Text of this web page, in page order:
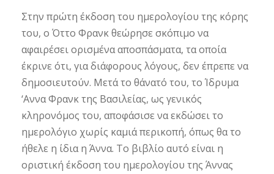
Στην πρώτη έκδοση του ημερολογίου της κόρης
του, ο Όττο Φρανκ θεώρησε σκόπιμο να
αφαιρέσει ορισμένα αποσπάσματα, τα οποία
έκρινε ότι, για διάφορους λόγους, δεν έπρεπε να
δημοσιευτούν. Μετά το θάνατό του, το Ίδρυμα
‘Αννα Φρανκ της Βασιλείας, ως γενικός
κληρονόμος του, αποφάσισε να εκδώσει το
ημερολόγιο χωρίς καμιά περικοπή, όπως θα το
ήθελε η ίδια η Άννα. Το βιβλίο αυτό είναι η
οριστική έκδοση του ημερολογίου της Άννας